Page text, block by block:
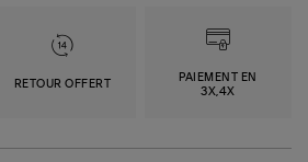
RETOUR OFFERT
PAIEMENT EN
3X,4X